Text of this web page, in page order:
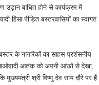
बाधित होने से कार्यक्रम में
हिंसा पीड़ित बस्तरवासियों का स्वागत
के नागरिकों का साहस प्रशंसनीय
आतंक को अपनी आंखों से देखा,
श्री विष्णु देव साय दौरे पर हैं